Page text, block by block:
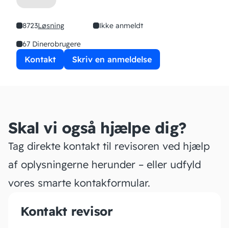
8723Løsning
Ikke anmeldt
67 Dinerobrugere
Kontakt Skriv en anmeldelse
Skal vi også hjælpe dig?
Tag direkte kontakt til revisoren ved hjælp
af oplysningerne herunder – eller udfyld
vores smarte kontakformular.
Kontakt revisor